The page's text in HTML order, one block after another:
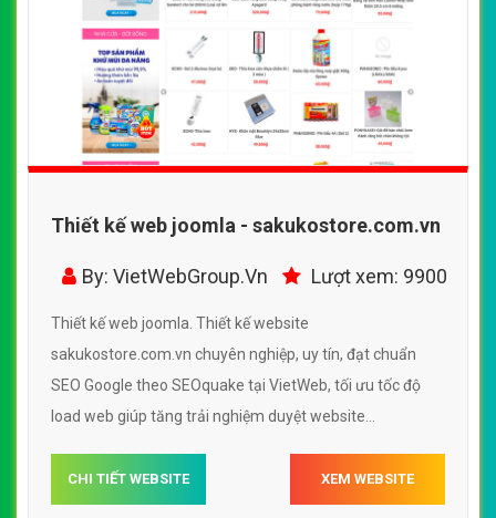
Thiết kế web joomla - sakukostore.com.vn
By: VietWebGroup.Vn Lượt xem: 9900
Thiết kế web joomla. Thiết kế website
sakukostore.com.vn chuyên nghiệp, uy tín, đạt chuẩn
SEO Google theo SEOquake tại VietWeb, tối ưu tốc độ
load web giúp tăng trải nghiệm duyệt website
CHI TIẾT WEBSITE XEM WEBSITE